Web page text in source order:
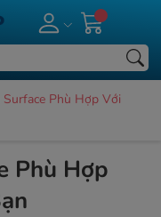
Surface Phù Hợp Với
Phù Hợp